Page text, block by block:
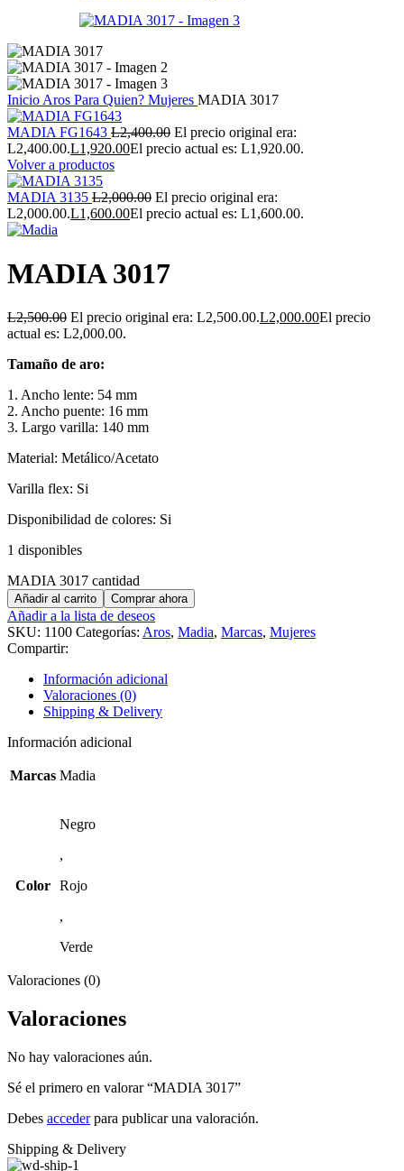
Inicio Aros Para Quien? Mujeres MADIA 3017
MADIA FG1643 L2,400.00 El precio original era:
L2,400.00.L1,920.00El precio actual es: L1,920.00.
Volver a productos
MADIA 3135 L2,000.00 El precio original era:
L2,000.00.L1,600.00El precio actual es: L1,600.00.
MADIA 3017
L2,500.00 El precio original era: L2,500.00.L2,000.00El precio
actual es: L2,000.00.
Tamaño de aro:
1. Ancho lente: 54 mm
2. Ancho puente: 16 mm
3. Largo varilla: 140 mm
Material: Metálico/Acetato
Varilla flex: Si
Disponibilidad de colores: Si
1 disponibles
MADIA 3017 cantidad
Añadir al carrito Comprar ahora
Añadir a la lista de deseos
SKU: 1100 Categorías: Aros, Madia, Marcas, Mujeres
Compartir:
Información adicional
Valoraciones (0)
Shipping & Delivery
Información adicional
Marcas Madia
Color
Negro
,
Rojo
,
Verde
Valoraciones (0)
Valoraciones
No hay valoraciones aún.
Sé el primero en valorar “MADIA 3017”
Debes accederpara publicar una valoración.
Shipping & Delivery